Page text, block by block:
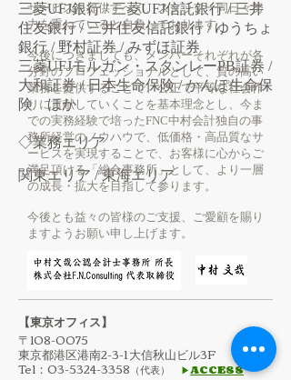
三菱UFJ銀行 / 三菱UFJ信託銀行 / 三井
住友銀行 / 三井住友信託銀行 / ゆうちょ
銀行 / 野村証券 / みずほ証券
三菱UFJモルガン・スタンレーPB証券 /
大和証券 / 日本生命保険 / かんぽ生命保
険 ほか
◇業務エリア
関東エリア / 東海エリア
サービスを提供すべく、スタッフ一同日々努
力を重ねていると自負しております。
今後につきましても、 メンバーそれぞれが各
分野のプロフェッショナルとして、質の高い
業務を提供することで、公正で平等な社会作
りに貢献していくことを基本理念とし、今ま
での実務経験で培ったFNC中村会計独自の事
務所経営のノウハウで、低価格・高品質なサ
ービスを実現することで、お客様に心からご
満足頂ける「総合事務所」として、より一層
の成長・拡大を目指して参ります。
今後とも益々の皆様のご支援、ご愛顧を賜り
ますようお願い申し上げます。
【東京オフィス】
〒108-0075
東京都港区港南2-3-1 大信秋山ビル3F
Tel：03-5324-3358 （代表） ▶ACCESS